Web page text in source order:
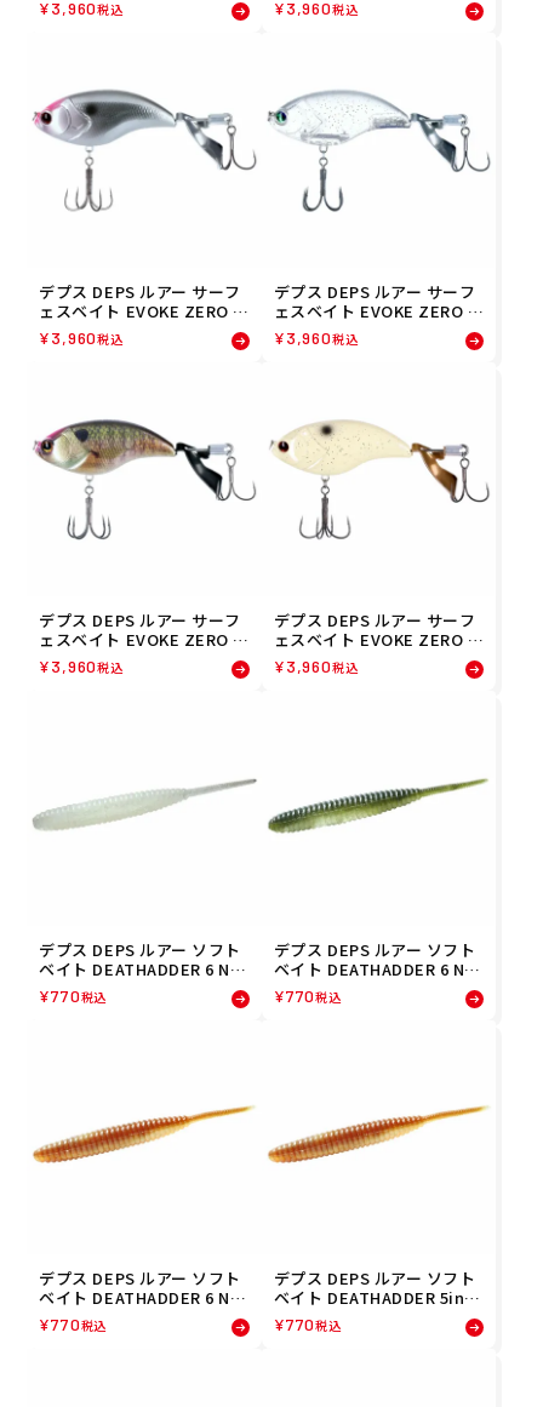
1105 フィッシング 釣り
¥3,960税込
65221099 フィッシング 釣
¥3,960税込
デプス DEPS ルアー サーフ
ェスベイト EVOKE ZERO 1
50 クロムブラックパック(0
8) 4544565221082 フィッシ
¥3,960税込
デプス DEPS ルアー サーフ
ェスベイト EVOKE ZERO 1
50 グラスキャット(05) 4544
565221051 フィッシング 釣
¥3,960税込
デプス DEPS ルアー サーフ
ェスベイト EVOKE ZERO 1
50 スカムパーチ(04) 45445
65221044 フィッシング 釣
¥3,960税込
デプス DEPS ルアー サーフ
ェスベイト EVOKE ZERO 1
50 ボーンシャッド(01) 4544
565221013 フィッシング 釣
¥3,960税込
デプス DEPS ルアー ソフト
ベイト DEATHADDER 6 NO
N SALT クリア(32) 4544565
798324 フィッシング 釣り
¥770税込
デプス DEPS ルアー ソフト
ベイト DEATHADDER 6 NO
N SALT クリア・ウォーター
メロン(26) 4544565798263
¥770税込
デプス DEPS ルアー ソフト
ベイト DEATHADDER 6 NO
N SALT デッドシャッド(19)
4544565798195 フィッシン
¥770税込
デプス DEPS ルアー ソフト
ベイト DEATHADDER 5inch
デッドシャッド(19) 454456
5142196 フィッシング 釣り
¥770税込